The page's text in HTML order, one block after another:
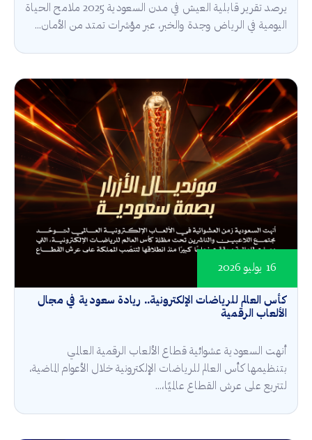
يرصد تقرير قابلية العيش في مدن السعودية 2025 ملامح الحياة
اليومية في الرياض وجدة والخبر، عبر مؤشرات تمتد من الأمان...
كأس العالم للرياضات الإلكترونية.. ريادة سعودية في مجال
الألعاب الرقمية
16 يوليو 2026
أنهت السعودية عشوائية قطاع الألعاب الرقمية العالمي
بتنظيمها كأس العالم للرياضات الإلكترونية خلال الأعوام الماضية،
لتتربع على عرش القطاع عالميًا،...